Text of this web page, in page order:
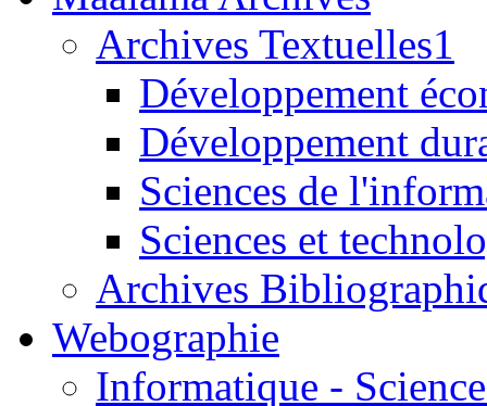
Archives Textuelles1
Développement
Développement
Sciences de
Sciences et
Archives
Webographie
Informatique -